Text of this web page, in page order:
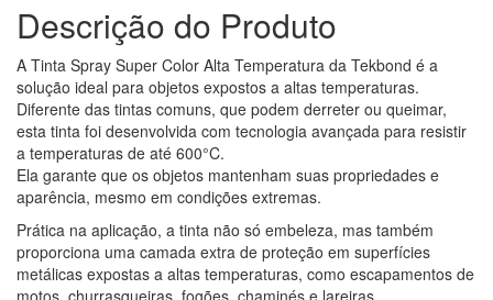
Descrição do Produto
A Tinta Spray Super Color Alta Temperatura da Tekbond é a
solução ideal para objetos expostos a altas temperaturas.
Diferente das tintas comuns, que podem derreter ou queimar,
esta tinta foi desenvolvida com tecnologia avançada para resistir
a temperaturas de até 600°C.
Ela garante que os objetos mantenham suas propriedades e
aparência, mesmo em condições extremas.
Prática na aplicação, a tinta não só embeleza, mas também
proporciona uma camada extra de proteção em superfícies
metálicas expostas a altas temperaturas, como escapamentos de